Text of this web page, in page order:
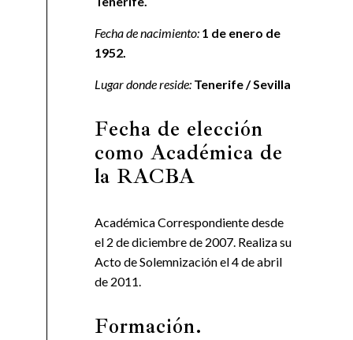
Fecha de nacimiento: 1 de enero de
1952.
Lugar donde reside: Tenerife / Sevilla
Fecha de elección
como Académica de
la RACBA
Académica Correspondiente desde
el 2 de diciembre de 2007. Realiza su
Acto de Solemnización el 4 de abril
de 2011.
Formación.